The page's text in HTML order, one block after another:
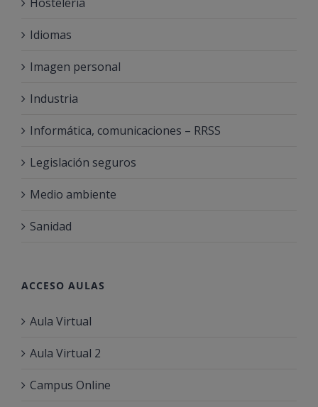
Idiomas
Imagen personal
Industria
Informática, comunicaciones – RRSS
Legislación seguros
Medio ambiente
Sanidad
ACCESO AULAS
Aula Virtual
Aula Virtual 2
Campus Online